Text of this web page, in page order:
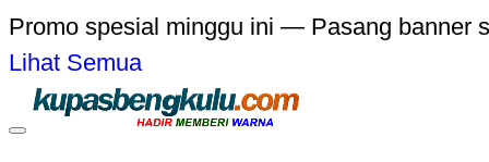
Promo spesial minggu ini — Pasang banner
Lihat Semua